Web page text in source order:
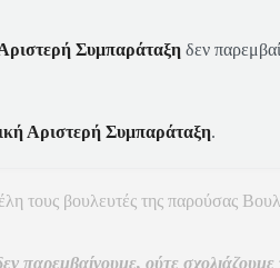
Συμπαράταξη δεν
Αριστερή Συμπαράταξη.
τους βουλευτές της παρούσας
ούτε σχολιάζουμε